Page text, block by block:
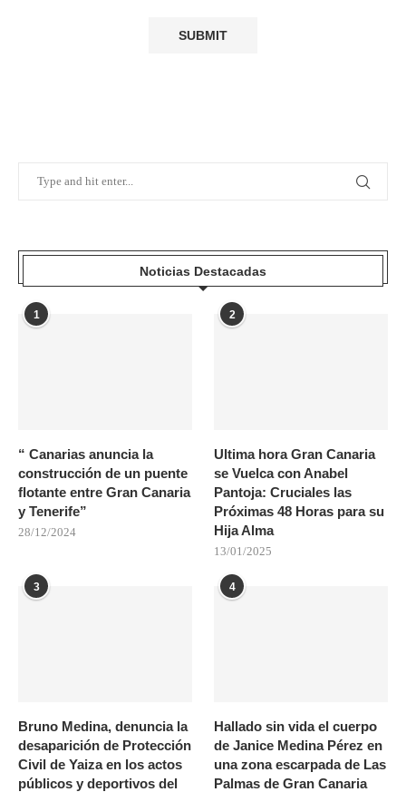
Noticias Destacadas
1
“ Canarias anuncia la
construcción de un puente
flotante entre Gran Canaria
y Tenerife”
28/12/2024
2
Ultima hora Gran Canaria
se Vuelca con Anabel
Pantoja: Cruciales las
Próximas 48 Horas para su
Hija Alma
13/01/2025
3
Bruno Medina, denuncia la
desaparición de Protección
Civil de Yaiza en los actos
públicos y deportivos del
4
Hallado sin vida el cuerpo
de Janice Medina Pérez en
una zona escarpada de Las
Palmas de Gran Canaria